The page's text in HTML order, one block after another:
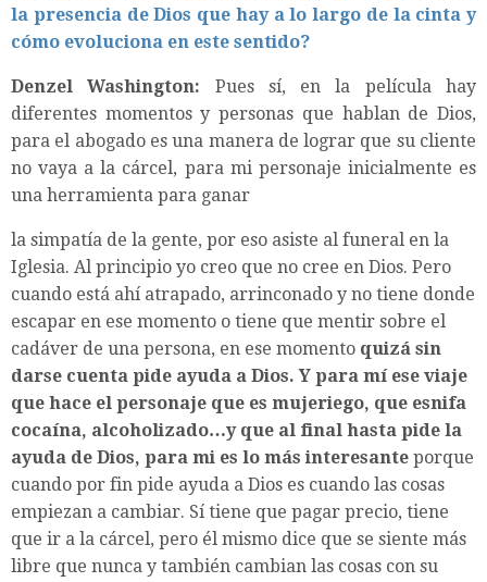
la presencia de Dios que hay a lo largo de la cinta y
cómo evoluciona en este sentido?
Denzel Washington: Pues sí, en la película hay
diferentes momentos y personas que hablan de Dios,
para el abogado es una manera de lograr que su cliente
no vaya a la cárcel, para mi personaje inicialmente es
una herramienta para ganar
la simpatía de la gente, por eso asiste al funeral en la
Iglesia. Al principio yo creo que no cree en Dios. Pero
cuando está ahí atrapado, arrinconado y no tiene donde
escapar en ese momento o tiene que mentir sobre el
cadáver de una persona, en ese momento quizá sin
darse cuenta pide ayuda a Dios. Y para mí ese viaje
que hace el personaje que es mujeriego, que esnifa
cocaína, alcoholizado…y que al final hasta pide la
ayuda de Dios, para mi es lo más interesante porque
cuando por fin pide ayuda a Dios es cuando las cosas
empiezan a cambiar. Sí tiene que pagar precio, tiene
que ir a la cárcel, pero él mismo dice que se siente más
libre que nunca y también cambian las cosas con su